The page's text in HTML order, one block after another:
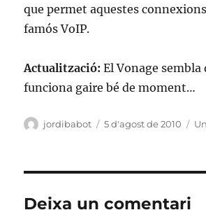
que permet aquestes
famós VoIP.
Actualització: El Vonage sembla
funciona gaire bé de moment…
Autor
jordibabot
Publicat
5 d'agost de 2010
Deixa un comentari